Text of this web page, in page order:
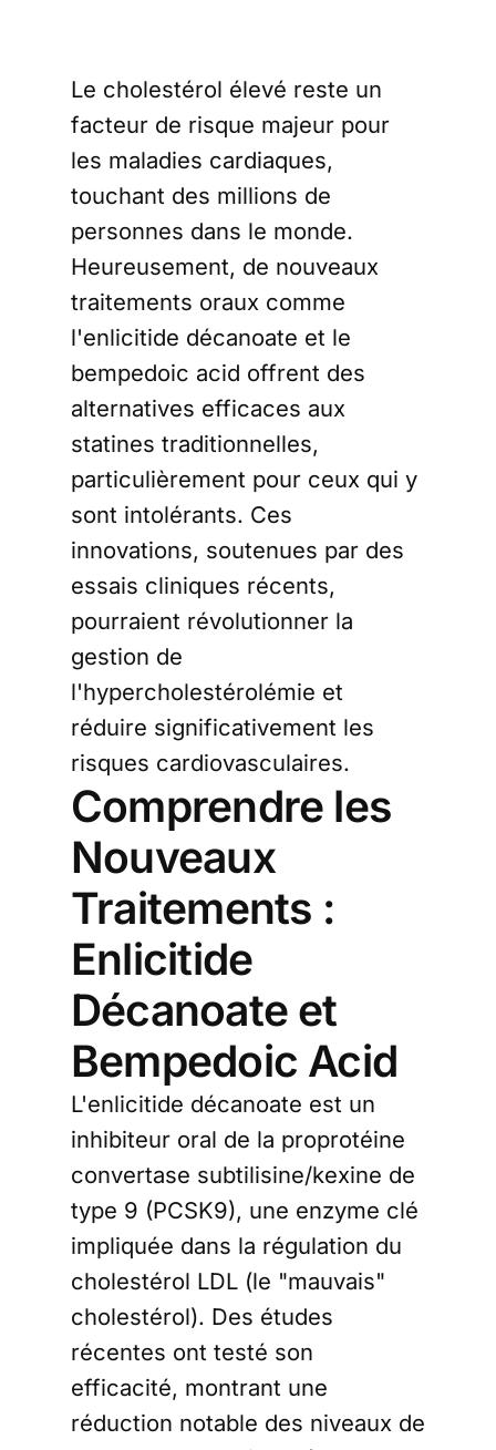
Le cholestérol élevé reste un
facteur de risque majeur pour
les maladies cardiaques,
touchant des millions de
personnes dans le monde.
Heureusement, de nouveaux
traitements oraux comme
l'enlicitide décanoate et le
bempedoic acid offrent des
alternatives efficaces aux
statines traditionnelles,
particulièrement pour ceux qui y
sont intolérants. Ces
innovations, soutenues par des
essais cliniques récents,
pourraient révolutionner la
gestion de
l'hypercholestérolémie et
réduire significativement les
risques cardiovasculaires.
Comprendre les
Nouveaux
Traitements :
Enlicitide
Décanoate et
Bempedoic Acid
L'enlicitide décanoate est un
inhibiteur oral de la proprotéine
convertase subtilisine/kexine de
type 9 (PCSK9), une enzyme clé
impliquée dans la régulation du
cholestérol LDL (le "mauvais"
cholestérol). Des études
récentes ont testé son
efficacité, montrant une
réduction notable des niveaux de